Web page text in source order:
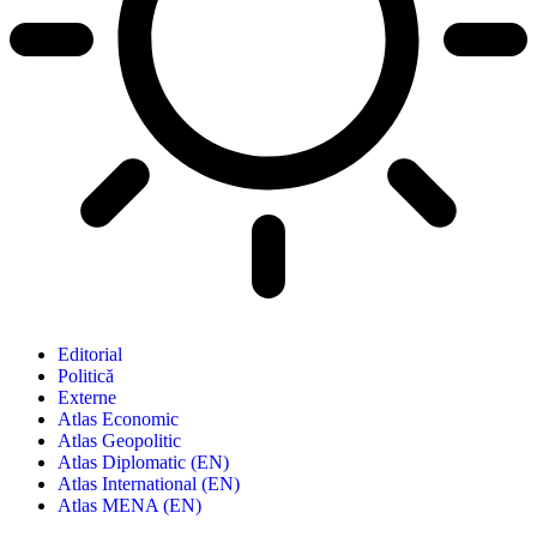
Editorial
Politică
Externe
Atlas Economic
Atlas Geopolitic
Atlas Diplomatic (EN)
Atlas International (EN)
Atlas MENA (EN)